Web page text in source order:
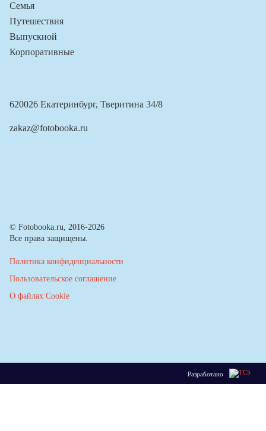
Семья
Путешествия
Выпускной
Корпоративные
620026 Екатеринбург, Тверитина 34/8
zakaz@fotobooka.ru
© Fotobooka.ru, 2016-2026
Все права защищены.
Политика конфиденциальности
Пользовательское соглашение
О файлах Cookie
Разработано